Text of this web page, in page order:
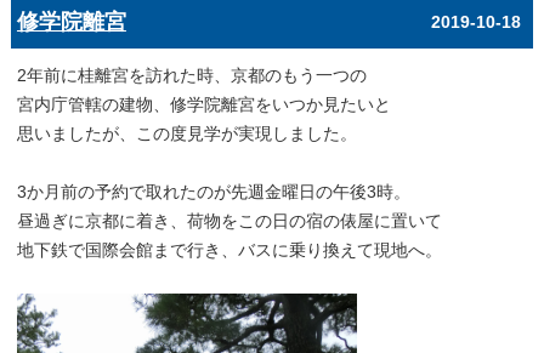
修学院離宮 2019-10-18
2年前に桂離宮を訪れた時、京都のもう一つの
宮内庁管轄の建物、修学院離宮をいつか見たいと
思いましたが、この度見学が実現しました。
3か月前の予約で取れたのが先週金曜日の午後3時。
昼過ぎに京都に着き、荷物をこの日の宿の俵屋に置いて
地下鉄で国際会館まで行き、バスに乗り換えて現地へ。